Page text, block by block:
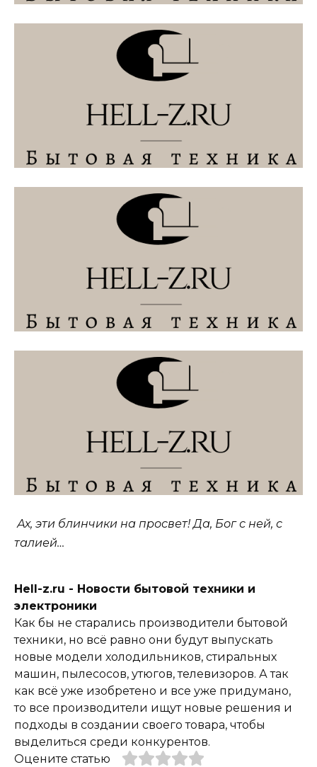
Ах, эти блинчики на просвет! Да, Бог с ней, с
талией…
Hell-z.ru - Новости бытовой техники и
электроники
Как бы не старались производители бытовой
техники, но всё равно они будут выпускать
новые модели холодильников, стиральных
машин, пылесосов, утюгов, телевизоров. А так
как всё уже изобретено и все уже придумано,
то все производители ищут новые решения и
подходы в создании своего товара, чтобы
выделиться среди конкурентов.
Оцените статью